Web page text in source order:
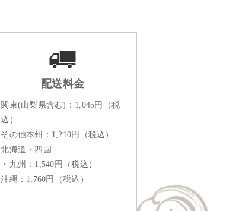
配送料金
関東(山梨県含む)：1,045円（税
込）
その他本州：1,210円（税込）
北海道・四国
・九州：1,540円（税込）
沖縄：1,760円（税込）